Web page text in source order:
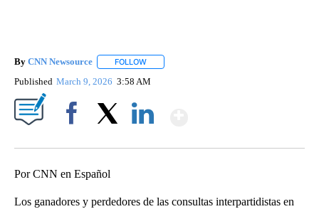
By CNN Newsource FOLLOW
Published March 9, 2026 3:58 AM
Por CNN en Español
Los ganadores y perdedores de las consultas interpartidistas en